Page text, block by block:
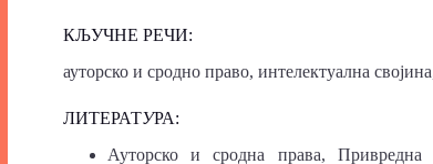
КЉУЧНЕ РЕЧИ:
ауторско и сродно право, интелектуална
ЛИТЕРАТУРА:
Ауторско и сродна права, Привредна